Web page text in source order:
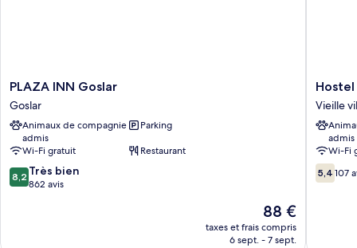
PLAZA
INN
Goslar
Goslar
PLAZA INN Goslar
Goslar
Animaux de compagnie
admis
Parking
Wi-Fi gratuit
Restaurant
8.2
sur
8,2 Très bien
862 avis
Le
nouveau
prix
88 €
taxes et frais compris
6 sept. - 7 sept.
Hostel
Goslar
Vieille
ville
Goslar
Vieille
admis
Wi-Fi
5.4
sur
5,4 107